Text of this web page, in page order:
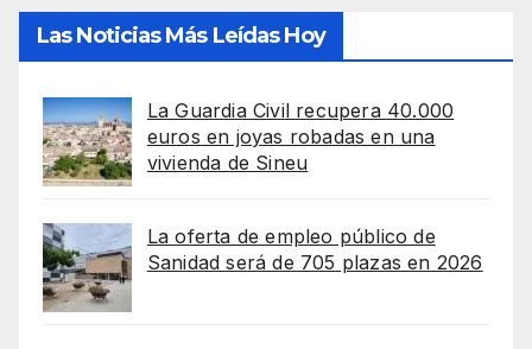
Las Noticias Más Leídas Hoy
La Guardia Civil recupera 40.000
euros en joyas robadas en una
vivienda de Sineu
La oferta de empleo público de
Sanidad será de 705 plazas en 2026